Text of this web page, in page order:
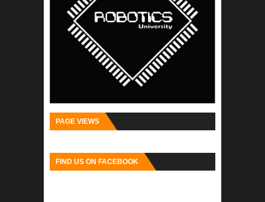
PAGE VIEWS
FIND US ON FACEBOOK